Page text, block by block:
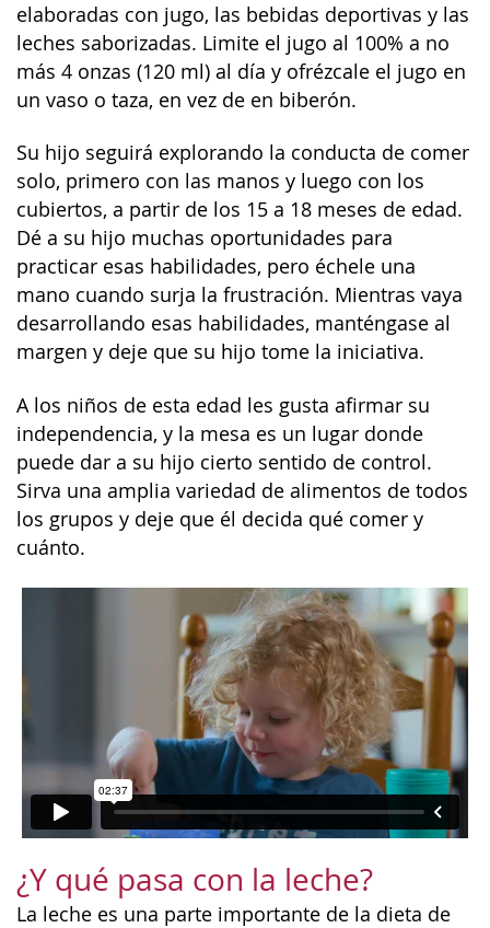
elaboradas con jugo, las bebidas deportivas y las
leches saborizadas. Limite el jugo al 100% a no
más 4 onzas (120 ml) al día y ofrézcale el jugo en
un vaso o taza, en vez de en biberón.
Su hijo seguirá explorando la conducta de comer
solo, primero con las manos y luego con los
cubiertos, a partir de los 15 a 18 meses de edad.
Dé a su hijo muchas oportunidades para
practicar esas habilidades, pero échele una
mano cuando surja la frustración. Mientras vaya
desarrollando esas habilidades, manténgase al
margen y deje que su hijo tome la iniciativa.
A los niños de esta edad les gusta afirmar su
independencia, y la mesa es un lugar donde
puede dar a su hijo cierto sentido de control.
Sirva una amplia variedad de alimentos de todos
los grupos y deje que él decida qué comer y
cuánto.
¿Y qué pasa con la leche?
La leche es una parte importante de la dieta de